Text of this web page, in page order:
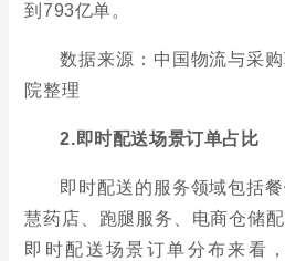
到793亿单。
数据来源：中国物流与采
院整理
2.即时配送场景订单占比
即时配送的服务领域包括
慧药店、跑腿服务、电商仓储
即时配送场景订单分布来看